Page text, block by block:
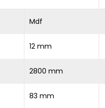
Mdf
12 mm
2800 mm
83 mm